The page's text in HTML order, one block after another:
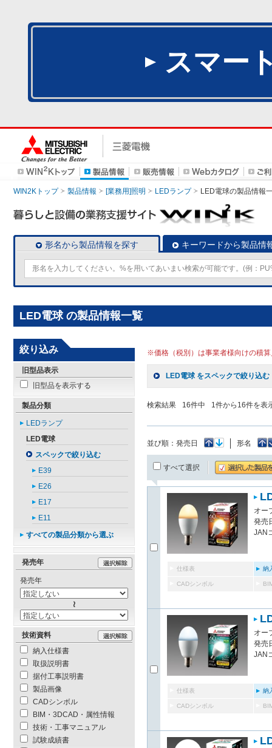
スマー
WIN2Kトップ 製品情報 [業務用]照明 LEDランプ LED電球の製品情報
形名から製品情報を探す キーワードから製品情
LED電球 の製品情報一覧
※価格（税別）は事業者様向けの積
LED電球 をスペックで絞り込む
検索結果 16件中 1件から 16件を表
並び順： 発売日 形名
すべて選択
オー
発売
JAN
仕様表 納
CADシンボル
オー
発売
JAN
仕様表 納
CADシンボル
絞り込み
旧型品表示
旧型品を表示する
製品分類
LEDランプ
LED電球
スペックで絞り込む
E39
E26
E17
E11
すべての製品分類から選ぶ
発売年
発売年
技術資料
納入仕様書
取扱説明書
据付工事説明書
製品画像
CADシンボル
BIM・3DCAD・属性情報
技術・工事マニュアル
試験成績書